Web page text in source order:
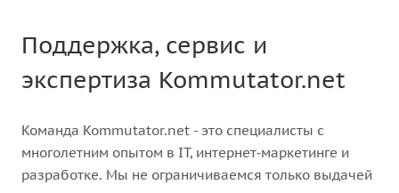
Поддержка, сервис и
экспертиза Kommutator.net
Команда Kommutator.net - это специалисты с
многолетним опытом в IT, интернет‑маркетинге и
разработке. Мы не ограничиваемся только выдачей